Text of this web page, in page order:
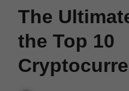
The
the Top 10